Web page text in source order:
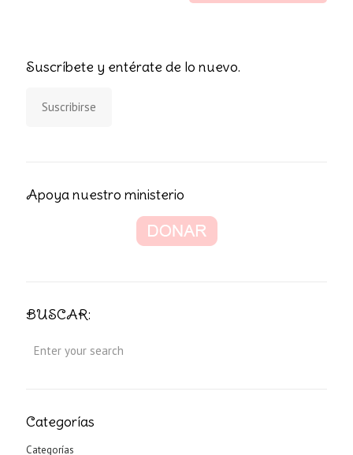
Suscríbete y entérate de lo nuevo.
Suscribirse
Apoya nuestro ministerio
BUSCAR:
Categorías
Categorías